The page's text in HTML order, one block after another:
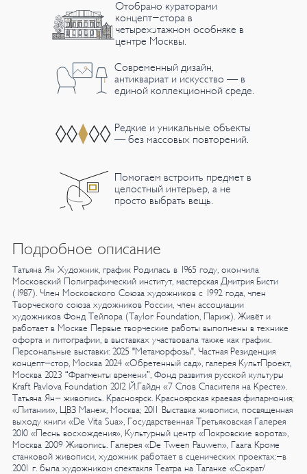
Отобрано кураторами
концепт-стора в
четырехэтажном особняке в
центре Москвы.
Современный дизайн,
антиквариат и искусство — в
единой коллекционной среде.
Редкие и уникальные объекты
— без массовых повторений.
Помогаем встроить предмет в
целостный интерьер, а не
просто выбрать вещь.
Подробное описание
Татьяна Ян Художник, график Родилась в 1965 году, окончила
Московский Полиграфический институт, мастерская Дмитрия Бисти
(1987). Член Московского Союза художников с 1992 года, член
Творческого союза художников России, член ассоциации
художников Фонд Тейлора (Tаylor Foundation, Париж). Живёт и
работает в Москве Первые творческие работы выполнены в технике
офорта и литографии, в выставках участвовала также как график.
Персональные выставки: 2025 "Метаморфозы", Частная Резиденция
концепт-стор, Москва 2024 «Обретенный сад», галерея КультПроект,
Москва 2023 “Фрагменты времени”, Фонд развития русской культуры
Kraft Pavlova Foundation 2012 Й.Гайдн «7 Слов Спасителя на Кресте».
Татьяна Ян- живопись. Красноярск. Красноярская краевая филармония;
«Литании», ЦВЗ Манеж, Москва; 2011
Выставка живописи, посвященная
выходу книги «De Vita Sua», Государственная Третьяковская Галерея
2010 «Песнь восхождения», Культурный центр «Покровские ворота»,
Москва 2009 Живопись. Галерея «De Tween Pauwen», Гаага Кроме
станковой живописи, художник работает в сценических проектах:-в
2001 г. была художником спектакля Театра на Таганке «Сократ/